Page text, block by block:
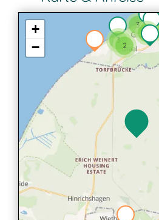
3
2
3
+
−